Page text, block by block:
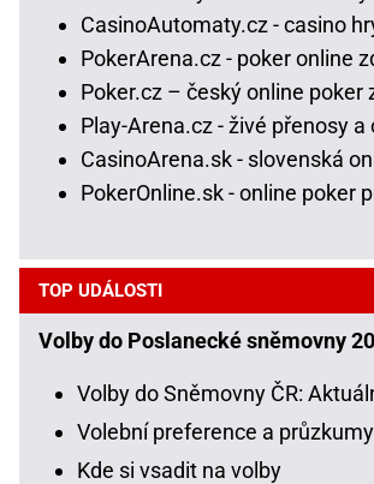
CasinoAutomaty.cz - casino
PokerArena.cz - poker online
Poker.cz – český online poker
Play-Arena.cz - živé přenosy a
CasinoArena.sk - slovenská
PokerOnline.sk - online poker
TOP UDÁLOSTI
Volby do Poslanecké sněmovny
Volby do Sněmovny ČR:
Volební preference a průzkumy
Kde si vsadit na volby